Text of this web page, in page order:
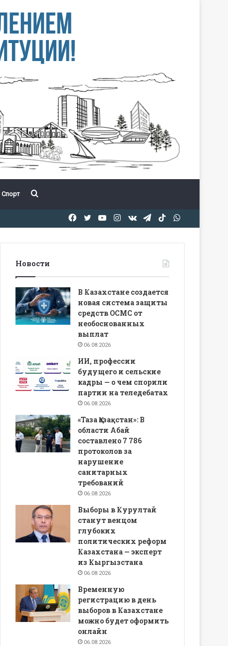
Спорт Іздеу
TikTok
Telegram
vk.com
Instagram
YouTube
Twitter
Facebook
Новости
В Казахстане создается
новая система защиты
средств ОСМС от
необоснованных
выплат
06.08.2026
ИИ, профессии
будущего и сельские
кадры — о чем спорили
партии на теледебатах
06.08.2026
«Таза Қазақстан»: В
области Абай
составлено 7 786
протоколов за
нарушение
санитарных
требований
06.08.2026
Выборы в Курултай
станут венцом
глубоких
политических реформ
Казахстана — эксперт
из Кыргызстана
06.08.2026
Временную
регистрацию в день
выборов в Казахстане
можно будет оформить
онлайн
06.08.2026